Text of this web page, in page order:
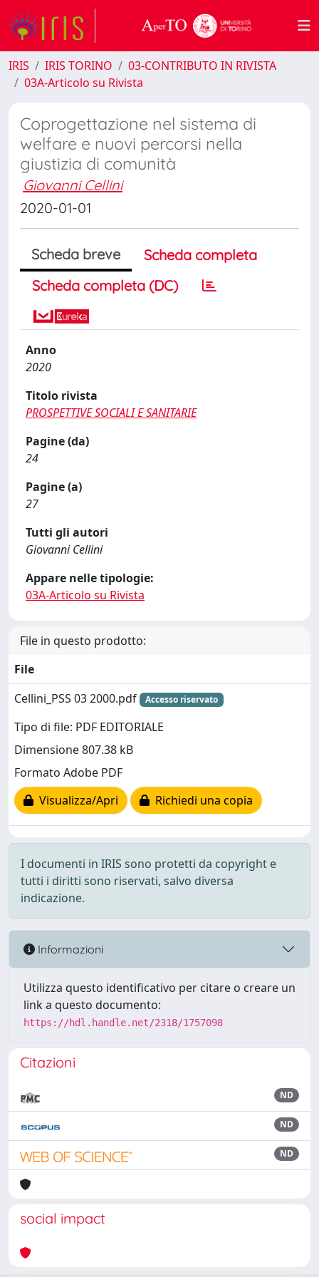
IRIS IRIS TORINO
03-CONTRIBUTO IN RIVISTA
03A-Articolo su Rivista
Coprogettazione nel sistema di
welfare e nuovi percorsi nella
giustizia di comunità
Giovanni Cellini
2020-01-01
Scheda breve
Scheda completa
Scheda completa (DC)
Anno
2020
Titolo rivista
PROSPETTIVE SOCIALI E SANITARIE
Pagine (da)
24
Pagine (a)
27
Tutti gli autori
Giovanni Cellini
Appare nelle tipologie:
03A-Articolo su Rivista
File in questo prodotto:
File
Cellini_PSS 03 2000.pdf
Accesso riservato
Tipo di file: PDF EDITORIALE
Dimensione 807.38 kB
Formato Adobe PDF
Visualizza/Apri
Richiedi una copia
I documenti in IRIS sono protetti da copyright e
tutti i diritti sono riservati, salvo diversa
indicazione.
Informazioni
Utilizza questo identificativo per citare o creare un
link a questo documento:
https://hdl.handle.net/2318/1757098
Citazioni
ND
ND
ND
social impact